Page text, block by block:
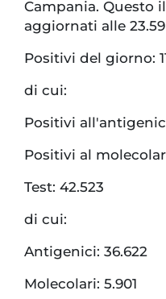
Campania. Questo
aggiornati alle
Positivi del giorno:
di cui:
Positivi
Positivi al
Test: 42.523
di cui:
Antigenici: 36.622
Molecolari: 5.901